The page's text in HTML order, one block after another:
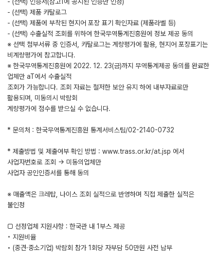
- (선택) 제품 카탈로그
- (선택) 제품에 부착된 현지어 포장 표기 확인자료 (제품라벨 등)
- (선택) 수출실적 조회를 위하여 한국무역통계진흥원에 정보 제공 동의
※ 선택 첨부서류 중 인증서, 카탈로그는 계량평가에 활용, 현지어 포장표기는
비계량평가에 참고합니다.
※ 한국무역통계진흥원에 2022. 12. 23(금)까지 무역통계제공 동의를 완료한
업체만 aT에서 수출실적
조회가 가능합니다. 조회 자료는 철저한 보안 유지 하에 내부자료로만
활용되며, 미동의시 박람회
계량평가에 점수를 받으실 수 없습니다.
* 문의처 : 한국무역통계진흥원 통계서비스팀/02-2140-0732
* 제출방법 및 제출여부 확인 방법 : www.trass.or.kr/at.jsp 에서
사업자번호로 조회 → 미동의업체만
사업자 공인인증서를 통해 동의
※ 매출액은 크레탑, 나이스 조회 실적으로 반영하며 직접 제출한 실적은
불인정
□ 선정업체 지원사항 : 한국관 내 1부스 제공
◦ 지원비율
• (중견·중소기업) 박람회 참가 1회당 자부담 50만원 사전 납부